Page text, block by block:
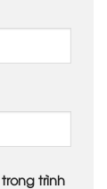
trình